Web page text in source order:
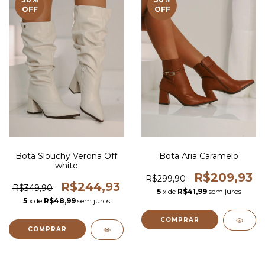
OFF
Bota Slouchy Verona Off
white
R$349,90 R$244,93
5 x de R$48,99 sem juros
COMPRAR
OFF
Bota Aria Caramelo
R$299,90 R$209,93
5 x de R$41,99 sem juros
COMPRAR